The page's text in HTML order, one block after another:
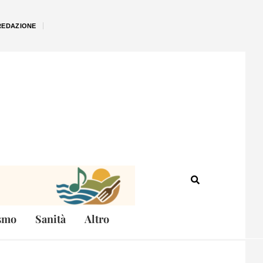
Sanità Altro